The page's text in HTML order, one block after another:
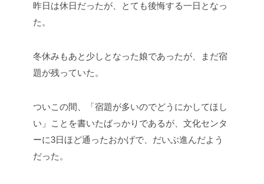
昨日は休日だったが、とても後悔する一日となっ
た。
冬休みもあと少しとなった娘であったが、まだ宿
題が残っていた。
ついこの間、「宿題が多いのでどうにかしてほし
い」ことを書いたばっかりであるが、文化センタ
ーに3日ほど通ったおかげで、だいぶ進んだよう
だった。